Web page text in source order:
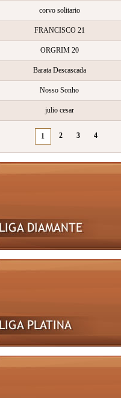
corvo solitario
FRANCISCO 21
ORGRIM 20
Barata Descascada
Nosso Sonho
julio cesar
1 2 3 4